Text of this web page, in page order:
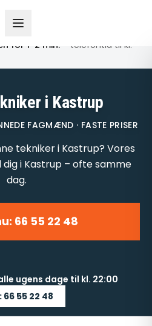
for 1-2 min. – telefontid til kl.
i Kastrup
FAGMÆND · FASTE PRISER
tekniker i Kastrup? Vores
i Kastrup – ofte samme
dag.
66 55 22 48
ugens dage til kl. 22:00
66 55 22 48